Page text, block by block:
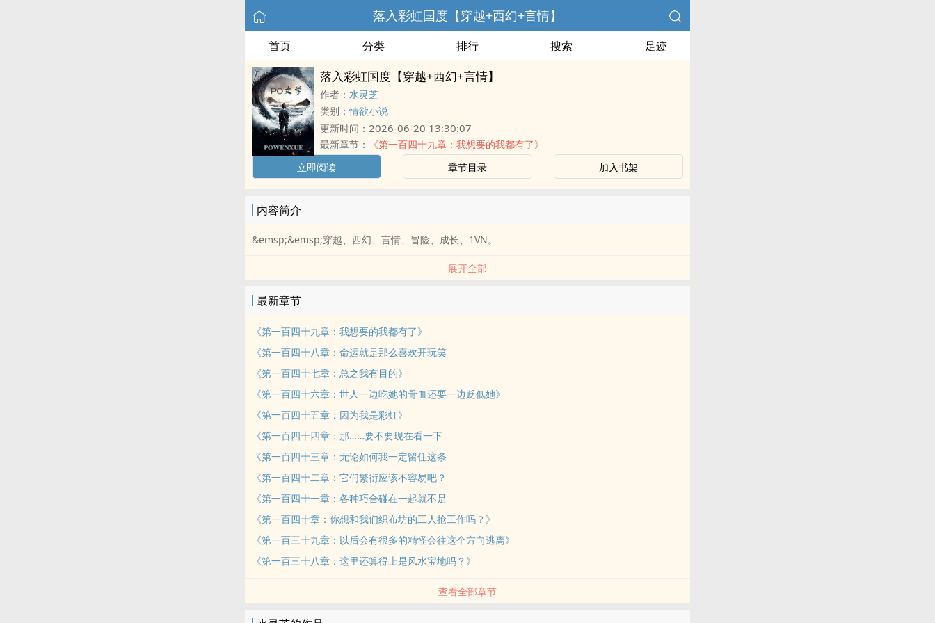
落入彩虹国度【穿越+西幻+言情】
首页 分类 排行 搜索 足迹
落入彩虹国度【穿越+西幻+言情】
作者： 水灵芝
类别：情欲小说
更新时间： 2026-06-20 13:30:07
最新章节：
《第一百四十九章：我想要的我都有了》
立即阅读
章节目录 加入书架
内容简介
&emsp;&emsp;穿越、西幻、言情、冒险、成长、1VN。
展开全部
最新章节
《第一百四十九章：我想要的我都有了》
《第一百四十八章：命运就是那么喜欢开玩笑
《第一百四十七章：总之我有目的》
《第一百四十六章：世人一边吃她的骨血还要一边贬低她》
《第一百四十五章：因为我是彩虹》
《第一百四十四章：那……要不要现在看一下
《第一百四十三章：无论如何我一定留住这条
《第一百四十二章：它们繁衍应该不容易吧？
《第一百四十一章：各种巧合碰在一起就不是
《第一百四十章：你想和我们织布坊的工人抢工作吗？》
《第一百三十九章：以后会有很多的精怪会往这个方向逃离》
《第一百三十八章：这里还算得上是风水宝地吗？》
查看全部章节